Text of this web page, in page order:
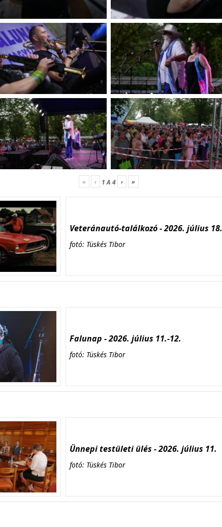
« ‹ 1A 4 › »
Veteránautó-találkozó - 2026. július 18.
fotó: Tüskés Tibor
Falunap - 2026. július 11.-12.
fotó: Tüskés Tibor
Ünnepi testületi ülés - 2026. július 11.
fotó: Tüskés Tibor